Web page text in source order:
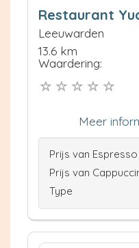
Restaurant
Leeuwarden
13.6 km
Waardering:
Meer
Prijs van Espresso
Prijs van
Type